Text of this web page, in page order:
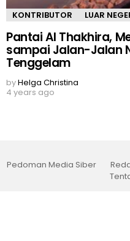
KONTRIBUTOR LUAR
Pantai Al Thakhira,
sampai Jalan-Jalan
Tenggelam
byHelga Christina
4 years ago
Pedoman Media Siber